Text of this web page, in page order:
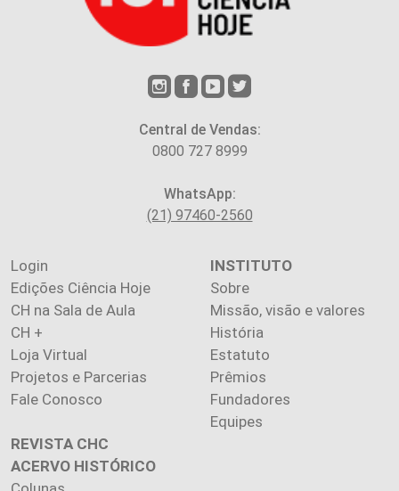
Central de Vendas:
0800 727 8999
WhatsApp:
(21) 97460-2560
Login
Edições Ciência Hoje
CH na Sala de Aula
CH +
Loja Virtual
Projetos e Parcerias
Fale Conosco
INSTITUTO
Sobre
Missão, visão e valores
História
Estatuto
Prêmios
Fundadores
Equipes
REVISTA CHC
ACERVO HISTÓRICO